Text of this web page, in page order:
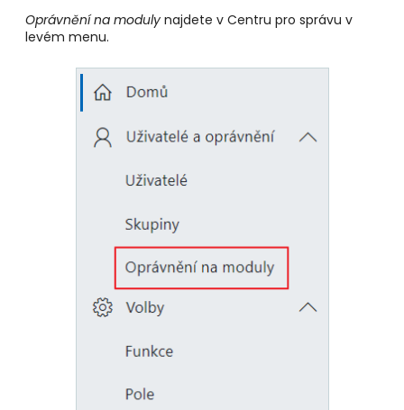
Oprávnění na moduly najdete v Centru pro správu v
levém menu.